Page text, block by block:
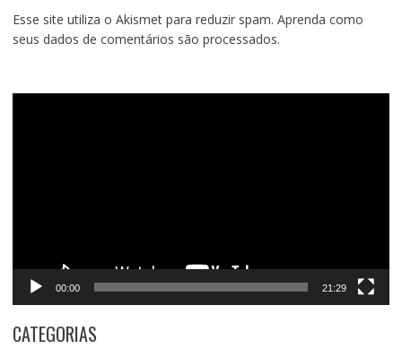
Esse site utiliza o Akismet para reduzir spam. Aprenda como
seus dados de comentários são processados.
00:00 21:29
CATEGORIAS